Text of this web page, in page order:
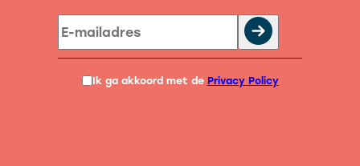
Ik ga akkoord met de Privacy Policy